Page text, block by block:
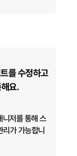
를 수정하고
요.
니저를 통해 스
가 가능합니